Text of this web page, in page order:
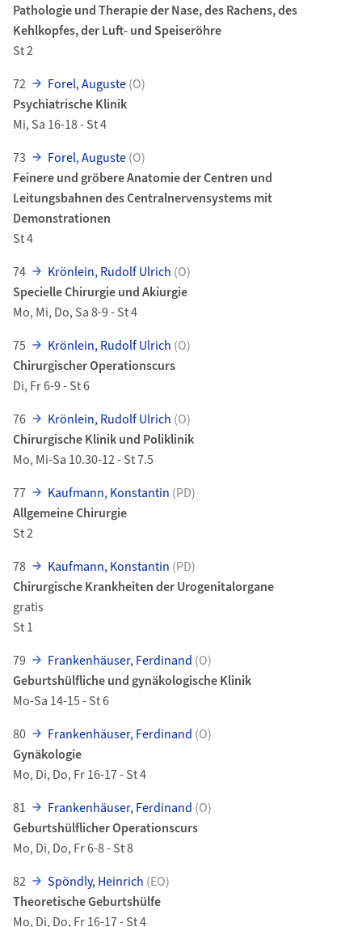
Pathologie und Therapie der Nase, des Rachens, des
Kehlkopfes, der Luft- und Speiseröhre
St 2
72
Forel, Auguste(O)
Psychiatrische Klinik
Mi, Sa 16-18 - St 4
73
Forel, Auguste(O)
Feinere und gröbere Anatomie der Centren und
Leitungsbahnen des Centralnervensystems mit
Demonstrationen
St 4
74
Krönlein, Rudolf Ulrich (O)
Specielle Chirurgie und Akiurgie
Mo, Mi, Do, Sa 8-9 - St 4
75
Krönlein, Rudolf Ulrich (O)
Chirurgischer Operationscurs
Di, Fr 6-9 - St 6
76
Krönlein, Rudolf Ulrich (O)
Chirurgische Klinik und Poliklinik
Mo, Mi-Sa 10.30-12 - St 7.5
77
Kaufmann, Konstantin (PD)
Allgemeine Chirurgie
St 2
78
Kaufmann, Konstantin (PD)
Chirurgische Krankheiten der Urogenitalorgane
gratis
St 1
79
Frankenhäuser, Ferdinand (O)
Geburtshülfliche und gynäkologische Klinik
Mo-Sa 14-15 - St 6
80
Frankenhäuser, Ferdinand (O)
Gynäkologie
Mo, Di, Do, Fr 16-17 - St 4
81
Frankenhäuser, Ferdinand (O)
Geburtshülflicher Operationscurs
Mo, Di, Do, Fr 6-8 - St 8
82
Spöndly, Heinrich (EO)
Theoretische Geburtshülfe
Mo, Di, Do, Fr 16-17 - St 4